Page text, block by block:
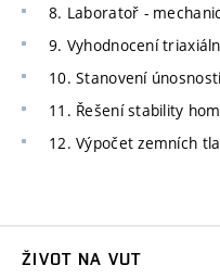
8. Laboratoř -
9. Vyhodnocení
10. Stanovení
11. Řešení stability
12. Výpočet zemních
ŽIVOT NA VUT